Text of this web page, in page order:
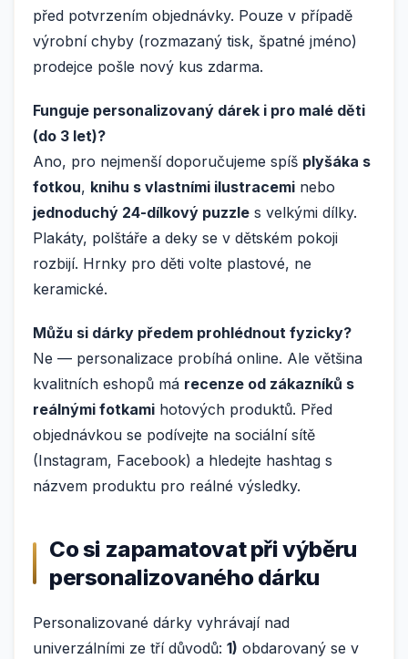
před potvrzením objednávky. Pouze v případě
výrobní chyby (rozmazaný tisk, špatné jméno)
prodejce pošle nový kus zdarma.
Funguje personalizovaný dárek i pro malé děti
(do 3 let)?
Ano, pro nejmenší doporučujeme spíš plyšáka s
fotkou, knihu s vlastními ilustracemi nebo
jednoduchý 24-dílkový puzzle s velkými dílky.
Plakáty, polštáře a deky se v dětském pokoji
rozbijí. Hrnky pro děti volte plastové, ne
keramické.
Můžu si dárky předem prohlédnout fyzicky?
Ne — personalizace probíhá online. Ale většina
kvalitních eshopů má recenze od zákazníků s
reálnými fotkami hotových produktů. Před
objednávkou se podívejte na sociální sítě
(Instagram, Facebook) a hledejte hashtag s
názvem produktu pro reálné výsledky.
Co si zapamatovat při výběru
personalizovaného dárku
Personalizované dárky vyhrávají nad
univerzálními ze tří důvodů: 1) obdarovaný se v